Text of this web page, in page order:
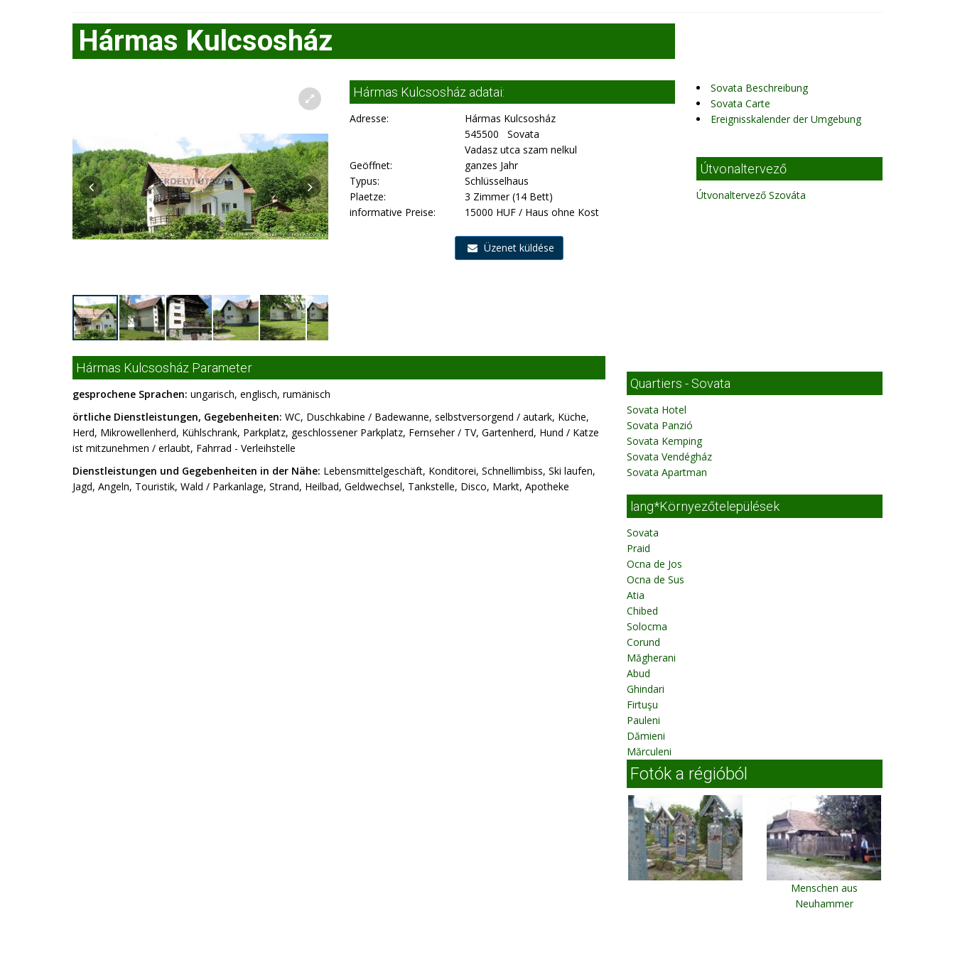
Hármas Kulcsosház
Hármas Kulcsosház adatai:
Adresse:
Hármas Kulcsosház
545500 Sovata
Vadasz utca szam nelkul
Geöffnet:
ganzes Jahr
Typus:
Schlüsselhaus
Plaetze:
3 Zimmer (14 Bett)
informative Preise:
15000 HUF / Haus ohne Kost
Üzenet küldése
Sovata Beschreibung
Sovata Carte
Ereignisskalender der Umgebung
Útvonaltervező
Útvonaltervező Szováta
Hármas Kulcsosház Parameter
gesprochene Sprachen: ungarisch, englisch, rumänisch
örtliche Dienstleistungen, Gegebenheiten: WC, Duschkabine / Badewanne, selbstversorgend / autark, Küche,
Herd, Mikrowellenherd, Kühlschrank, Parkplatz, geschlossener Parkplatz, Fernseher / TV, Gartenherd, Hund / Katze
ist mitzunehmen / erlaubt, Fahrrad - Verleihstelle
Dienstleistungen und Gegebenheiten in der Nähe: Lebensmittelgeschäft, Konditorei, Schnellimbiss, Ski laufen,
Jagd, Angeln, Touristik, Wald / Parkanlage, Strand, Heilbad, Geldwechsel, Tankstelle, Disco, Markt, Apotheke
Quartiers - Sovata
Sovata Hotel
Sovata Panzió
Sovata Kemping
Sovata Vendégház
Sovata Apartman
lang*Környezőtelepülések
Sovata
Praid
Ocna de Jos
Ocna de Sus
Atia
Chibed
Solocma
Corund
Măgherani
Abud
Ghindari
Firtuşu
Pauleni
Dămieni
Mărculeni
Fotók a régióból
Menschen aus
Neuhammer